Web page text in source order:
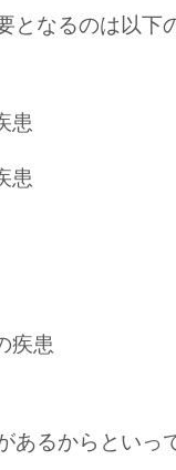
となるのは以下
患
患
疾患
あるからといっ